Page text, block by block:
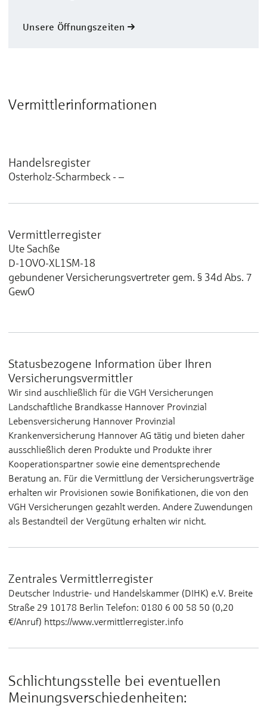
Unsere Öffnungszeiten
Vermittlerinformationen
Handelsregister
Osterholz-Scharmbeck - –
Vermittlerregister
Ute Sachße
D-1OVO-XL1SM-18
gebundener Versicherungsvertreter gem. § 34d Abs. 7
GewO
Statusbezogene Information über Ihren
Versicherungsvermittler
Wir sind auschließlich für die VGH Versicherungen
Landschaftliche Brandkasse Hannover Provinzial
Lebensversicherung Hannover Provinzial
Krankenversicherung Hannover AG tätig und bieten daher
ausschließlich deren Produkte und Produkte ihrer
Kooperationspartner sowie eine dementsprechende
Beratung an. Für die Vermittlung der Versicherungsverträge
erhalten wir Provisionen sowie Bonifikationen, die von den
VGH Versicherungen gezahlt werden. Andere Zuwendungen
als Bestandteil der Vergütung erhalten wir nicht.
Zentrales Vermittlerregister
Deutscher Industrie- und Handelskammer (DIHK) e.V. Breite
Straße 29 10178 Berlin Telefon: 0180 6 00 58 50 (0,20
€/Anruf) https://www.vermittlerregister.info
Schlichtungsstelle bei eventuellen
Meinungsverschiedenheiten: